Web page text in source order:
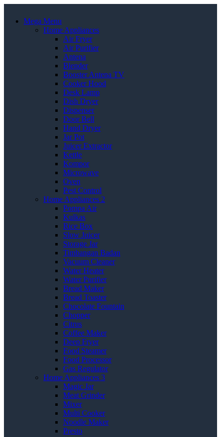
Mega Menu
Home Appliances
Air Fryer
Air Purifier
Antena
Blender
Booster Antena TV
Cooker Hood
Desk Lamp
Dish Dryer
Dispenser
Door Bell
Hand Dryer
Jar Pot
Juicer Extractor
Kettle
Kompor
Microwave
Oven
Pest Control
Home Appliances 2
Pompa Air
Kulkas
Rice Box
Slow Juicer
Storage Jar
Timbangan Badan
Vacuum Cleaner
Water Heater
Water Purifier
Bread Maker
Bread Toaster
Chocolate Fountain
Chopper
Citrus
Coffee Maker
Deep Fryer
Food Steamer
Food Processor
Gas Regulator
Home Appliances 3
Magic Jar
Meat Grinder
Mixer
Multi Cooker
Noodle Maker
Presto